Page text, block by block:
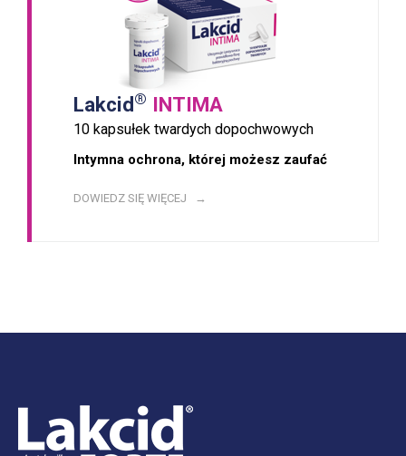
Lakcid® INTIMA
10 kapsułek twardych dopochwowych
Intymna ochrona, której możesz zaufać
DOWIEDZ SIĘ WIĘCEJ →